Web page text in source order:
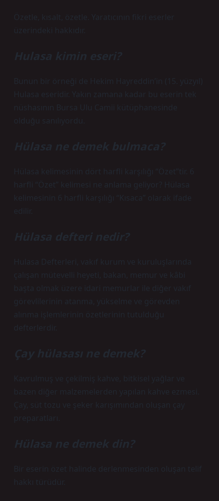
Özetle, kısalt, özetle. Yaratıcının fikri eserler
üzerindeki hakkıdır.
Hulasa kimin eseri?
Bunun bir örneği de Hekim Hayreddin’in (15. yüzyıl)
Hulasa eseridir. Yakın zamana kadar bu eserin tek
nüshasının Bursa Ulu Camii kütüphanesinde
olduğu sanılıyordu.
Hülasa ne demek bulmaca?
Hülasa kelimesinin dört harfli karşılığı “Özet”tir. 6
harfli “Özet” kelimesi ne anlama geliyor? Hülasa
kelimesinin 6 harfli karşılığı “Kısaca” olarak ifade
edilir.
Hülasa defteri nedir?
Hulasa Defterleri, vakıf kurum ve kuruluşlarında
çalışan mütevelli heyeti, bakan, memur ve kâbi
başta olmak üzere idari memurlar ile diğer vakıf
görevlilerinin atanma, yükselme ve görevden
alınma işlemlerinin özetlerinin tutulduğu
defterlerdir.
Çay hülasası ne demek?
Kavrulmuş ve çekilmiş kahve, bitkisel yağlar ve
bazen diğer malzemelerden yapılan kahve ezmesi.
Çay, süt tozu ve şeker karışımından oluşan çay
preparatları.
Hülasa ne demek din?
Bir eserin özet halinde derlenmesinden oluşan telif
hakkı türüdür.